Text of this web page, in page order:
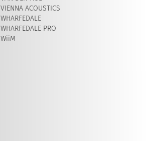
VIENNA ACOUSTICS
WHARFEDALE
WHARFEDALE PRO
WiiM